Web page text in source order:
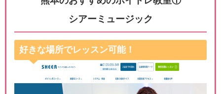
シアーミュージック
好きな場所でレッスン可能！